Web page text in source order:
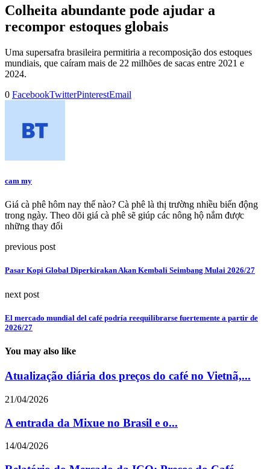
Colheita abundante pode ajudar a
recompor estoques globais
Uma supersafra brasileira permitiria a recomposição dos estoques
mundiais, que caíram mais de 22 milhões de sacas entre 2021 e
2024.
0 FacebookTwitterPinterestEmail
cam my
Giá cà phê hôm nay thế nào? Cà phê là thị trường nhiều biến động
trong ngày. Theo dõi giá cà phê sẽ giúp các nông hộ nắm được
những thay đổi
previous post
Pasar Kopi Global Diperkirakan Akan Kembali Seimbang Mulai 2026/27
next post
El mercado mundial del café podría reequilibrarse fuertemente a partir de
2026/27
You may also like
Atualização diária dos preços do café no Vietnã,...
21/04/2026
A entrada da Mixue no Brasil e o...
14/04/2026